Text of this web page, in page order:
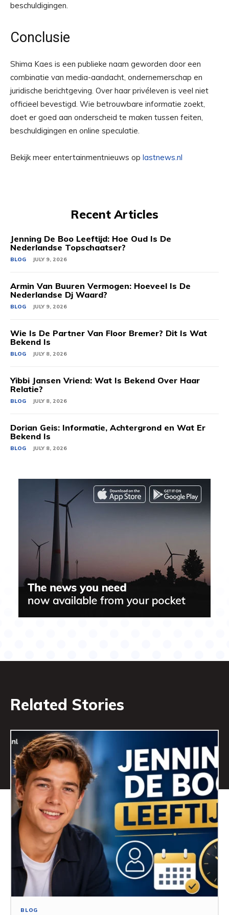
beschuldigingen.
Conclusie
Shima Kaes is een publieke naam geworden door een
combinatie van media-aandacht, ondernemerschap en
juridische berichtgeving. Over haar privéleven is veel niet
officieel bevestigd. Wie betrouwbare informatie zoekt,
doet er goed aan onderscheid te maken tussen feiten,
beschuldigingen en online speculatie.
Bekijk meer entertainmentnieuws op lastnews.nl
Recent Articles
Jenning De Boo Leeftijd: Hoe Oud Is De
Nederlandse Topschaatser?
BLOG JULY 9, 2026
Armin Van Buuren Vermogen: Hoeveel Is De
Nederlandse Dj Waard?
BLOG JULY 9, 2026
Wie Is De Partner Van Floor Bremer? Dit Is Wat
Bekend Is
BLOG JULY 8, 2026
Yibbi Jansen Vriend: Wat Is Bekend Over Haar
Relatie?
BLOG JULY 8, 2026
Dorian Geis: Informatie, Achtergrond en Wat Er
Bekend Is
BLOG JULY 8, 2026
Related Stories
BLOG